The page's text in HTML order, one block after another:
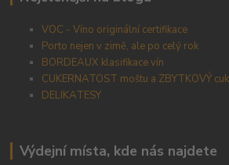
VOC - Víno originální certifikace
Porto nejen v zimě, ale po celý rok
BORDEAUX klasifikace vín
CUKERNATOST moštu a ZBYTKOVÝ
DELIKATESY
Výdejní místa, kde nás najdete